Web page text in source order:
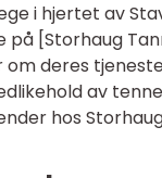
i hjertet av
på [Storhaug
deres
av
hos